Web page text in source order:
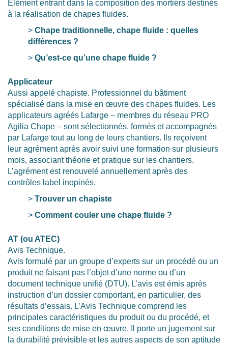
Élément entrant dans la composition des mortiers destinés
à la réalisation de chapes fluides.
> Chape traditionnelle, chape fluide : quelles
différences ?
> Qu’est-ce qu’une chape fluide ?
Applicateur
Aussi appelé chapiste. Professionnel du bâtiment
spécialisé dans la mise en œuvre des chapes fluides. Les
applicateurs agréés Lafarge – membres du réseau PRO
Agilia Chape – sont sélectionnés, formés et accompagnés
par Lafarge tout au long de leurs chantiers. Ils reçoivent
leur agrément après avoir suivi une formation sur plusieurs
mois, associant théorie et pratique sur les chantiers.
L’agrément est renouvelé annuellement après des
contrôles label inopinés.
> Trouver un chapiste
> Comment couler une chape fluide ?
AT (ou ATEC)
Avis Technique.
Avis formulé par un groupe d’experts sur un procédé ou un
produit ne faisant pas l’objet d’une norme ou d’un
document technique unifié (DTU). L’avis est émis après
instruction d’un dossier comportant, en particulier, des
résultats d’essais. L’Avis Technique comprend les
principales caractéristiques du produit ou du procédé, et
ses conditions de mise en œuvre. Il porte un jugement sur
la durabilité prévisible et les autres aspects de son aptitude